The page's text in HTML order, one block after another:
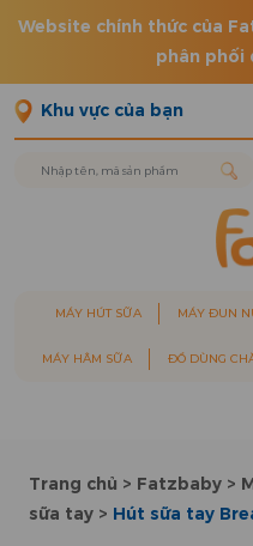
Website chính thức của
phân phối
Khu vực của bạn
MÁY HÚT SỮA MÁY ĐUN
MÁY HÂM SỮA ĐỒ DÙNG
Trang chủ > Fatzbaby >
sữa tay > Hút sữa tay